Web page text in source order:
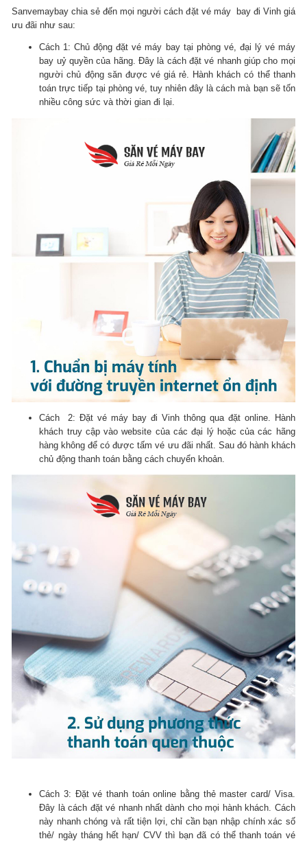
Sanvemaybay chia sẻ đến mọi người cách đặt vé máy bay đi Vinh giá
ưu đãi như sau:
Cách 1: Chủ động đặt vé máy bay tại phòng vé, đại lý vé máy
bay uỷ quyền của hãng. Đây là cách đặt vé nhanh giúp cho mọi
người chủ động săn được vé giá rẻ. Hành khách có thể thanh
toán trực tiếp tại phòng vé, tuy nhiên đây là cách mà bạn sẽ tốn
nhiều công sức và thời gian đi lại.
Cách 2: Đặt vé máy bay đi Vinh thông qua đặt online. Hành
khách truy cập vào website của các đại lý hoặc của các hãng
hàng không để có được tấm vé ưu đãi nhất. Sau đó hành khách
chủ động thanh toán bằng cách chuyển khoản.
Cách 3: Đặt vé thanh toán online bằng thẻ master card/ Visa.
Đây là cách đặt vé nhanh nhất dành cho mọi hành khách. Cách
này nhanh chóng và rất tiện lợi, chỉ cần bạn nhập chính xác số
thẻ/ ngày tháng hết hạn/ CVV thì bạn đã có thể thanh toán vé